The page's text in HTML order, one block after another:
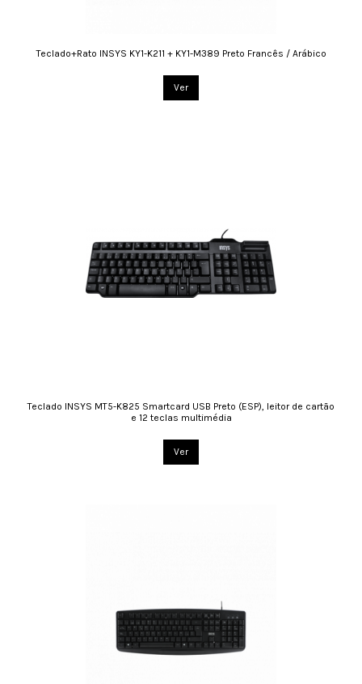
Teclado+Rato INSYS KY1-K211 + KY1-M389 Preto Francês / Arábico
Ver
Teclado INSYS MT5-K825 Smartcard USB Preto (ESP), leitor de cartão
e 12 teclas multimédia
Ver